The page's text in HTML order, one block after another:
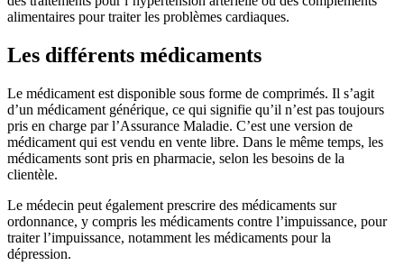
alimentaires pour traiter les problèmes cardiaques.
Les différents médicaments
Le médicament est disponible sous forme de comprimés. Il s’agit
d’un médicament générique, ce qui signifie qu’il n’est pas toujours
pris en charge par l’Assurance Maladie. C’est une version de
médicament qui est vendu en vente libre. Dans le même temps, les
médicaments sont pris en pharmacie, selon les besoins de la
clientèle.
Le médecin peut également prescrire des médicaments sur
ordonnance, y compris les médicaments contre l’impuissance, pour
traiter l’impuissance, notamment les médicaments pour la
dépression.